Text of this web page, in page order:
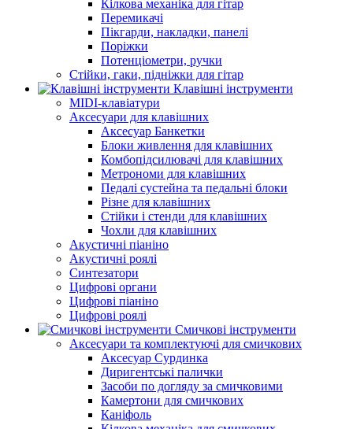
Кілкова механіка для гітар
Перемикачі
Пікгарди, накладки, панелі
Поріжки
Потенціометри, ручки
Стійки, гаки, підніжки для гітар
Клавішні інструменти
MIDI-клавіатури
Аксесуари для клавішних
Аксесуар Банкетки
Блоки живлення для клавішних
Комбопідсилювачі для клавішних
Метрономи для клавішних
Педалі сустейна та педальні блоки
Різне для клавішних
Стійки і стенди для клавішних
Чохли для клавішних
Акустичні піаніно
Акустичні роялі
Синтезатори
Цифрові органи
Цифрові піаніно
Цифрові роялі
Смичкові інструменти
Аксесуари та комплектуючі для смичкових
Аксесуар Сурдинка
Диригентські палички
Засоби по догляду за смичковими
Камертони для смичкових
Каніфоль